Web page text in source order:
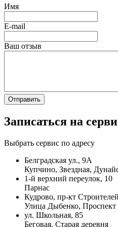
Имя
E-mail
Ваш отзыв
Записаться на
Выбрать сервис по адресу
Белградская ул., 9А
Купчино, Звездная,
1-й верхний переулок, 10
Парнас
Кудрово, пр-кт
Улица Дыбенко, Проспект
ул. Школьная, 85
Беговая, Старая деревня